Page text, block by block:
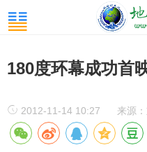
180度环幕成功首
2012-11-14 10:27
来源